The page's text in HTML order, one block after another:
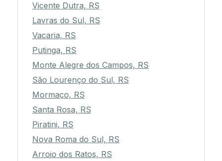
Vicente Dutra, RS
Lavras do Sul, RS
Vacaria, RS
Putinga, RS
Monte Alegre dos Campos, RS
São Lourenço do Sul, RS
Mormaço, RS
Santa Rosa, RS
Piratini, RS
Nova Roma do Sul, RS
Arroio dos Ratos, RS